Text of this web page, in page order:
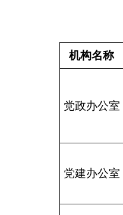
机构名称
党政办公室
党建办公室